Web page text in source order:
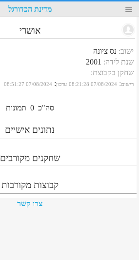
מדינת הכדורגל
אושרי
ישוב: נס ציונה
שנת לידה:
2001
שחקן בקבוצת:
רישום:
07/08/2024 08:21:28 עדכון:
07/08/2024 08:51:27
סה"כ 0 תמונות
נתונים אישיים
שחקנים מקורבים
קבוצות מקורבות
צרו קשר